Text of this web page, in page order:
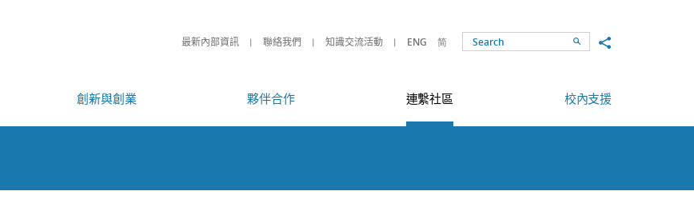
最新內部資訊 聯絡我們 知識交流活動 ENG 简 SearchShare to
創新與創業 夥伴合作 連繫社區 校內支援